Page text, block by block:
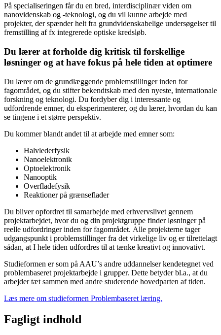
På specialiseringen får du en bred, interdisciplinær viden om
nanovidenskab og -teknologi, og du vil kunne arbejde med
projekter, der spænder helt fra grundvidenskabelige undersøgelser til
fremstilling af fx integrerede optiske kredsløb.
Du lærer at forholde dig kritisk til forskellige
løsninger og at have fokus på hele tiden at optimere
Du lærer om de grundlæggende problemstillinger inden for
fagområdet, og du stifter bekendtskab med den nyeste, internationale
forskning og teknologi. Du fordyber dig i interessante og
udfordrende emner, du eksperimenterer, og du lærer, hvordan du kan
se tingene i et større perspektiv.
Du kommer blandt andet til at arbejde med emner som:
Halvlederfysik
Nanoelektronik
Optoelektronik
Nanooptik
Overfladefysik
Reaktioner på grænseflader
Du bliver opfordret til samarbejde med erhvervslivet gennem
projektarbejdet, hvor du og din projektgruppe finder løsninger på
reelle udfordringer inden for fagområdet. Alle projekterne tager
udgangspunkt i problemstillinger fra det virkelige liv og er tilrettelagt
sådan, at I hele tiden udfordres til at tænke kreativt og innovativt.
Studieformen er som på AAU’s andre uddannelser kendetegnet ved
problembaseret projektarbejde i grupper. Dette betyder bl.a., at du
arbejder tæt sammen med andre studerende hovedparten af tiden.
Læs mere om studieformen Problembaseret læring.
Fagligt indhold